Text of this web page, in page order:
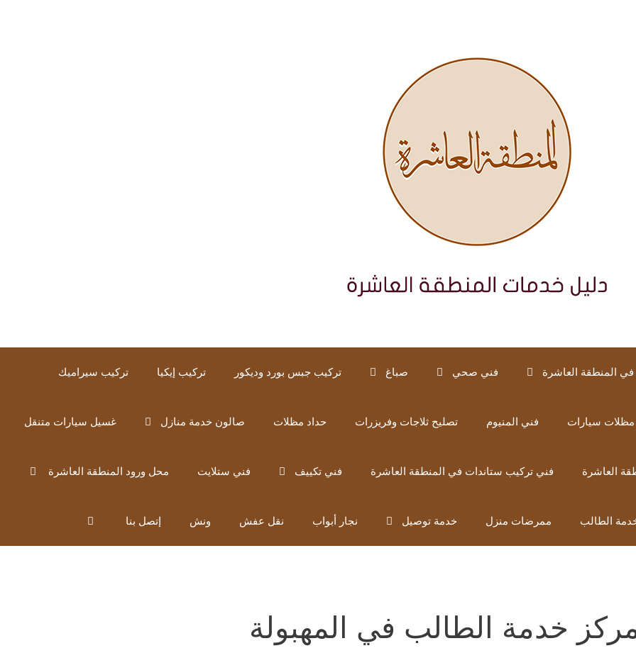
المنطقة العاشرة فني صحي صباغ تركيب جبس بورد وديكور تركيب إيكيا تركيب سيراميك
سيارات فني المنيوم تصليح ثلاجات وفريزرات حداد مظلات صالون خدمة منازل غسيل سيارات متنقل
العاشرة فني تركيب ستاندات في المنطقة العاشرة فني تكييف فني ستلايت محل ورود المنطقة العاشرة
الطالب ممرضات منزل خدمة توصيل نجار أبواب نقل عفش ونش إتصل بنا
خدمة الطالب في المهبولة